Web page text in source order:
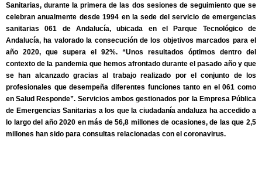
Sanitarias, durante la primera de las dos sesiones de seguimiento que se
celebran anualmente desde 1994 en la sede del servicio de emergencias
sanitarias 061 de Andalucía, ubicada en el Parque Tecnológico de
Andalucía, ha valorado la consecución de los objetivos marcados para el
año 2020, que supera el 92%. “Unos resultados óptimos dentro del
contexto de la pandemia que hemos afrontado durante el pasado año y que
se han alcanzado gracias al trabajo realizado por el conjunto de los
profesionales que desempeña diferentes funciones tanto en el 061 como
en Salud Responde”. Servicios ambos gestionados por la Empresa Pública
de Emergencias Sanitarias a los que la ciudadanía andaluza ha accedido a
lo largo del año 2020 en más de 56,8 millones de ocasiones, de las que 2,5
millones han sido para consultas relacionadas con el coronavirus.